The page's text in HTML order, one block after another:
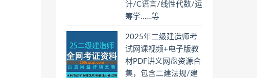
计/C语言/线性代数/运
筹学……等
2025年二级建造师考
试网课视频+电子版教
材PDF讲义网盘资源合
集，包含二建法规/建